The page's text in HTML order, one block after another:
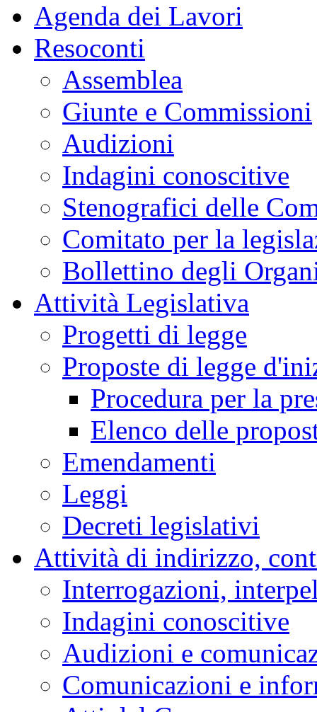
Agenda dei Lavori
Resoconti
Assemblea
Giunte e Commissioni
Audizioni
Indagini conoscitive
Stenografici delle
Comitato per la
Bollettino degli
Attività Legislativa
Progetti di legge
Proposte di legge
Procedura per la
Elenco delle
Emendamenti
Leggi
Decreti legislativi
Attività di indirizzo,
Interrogazioni,
Indagini conoscitive
Audizioni e
Comunicazioni e